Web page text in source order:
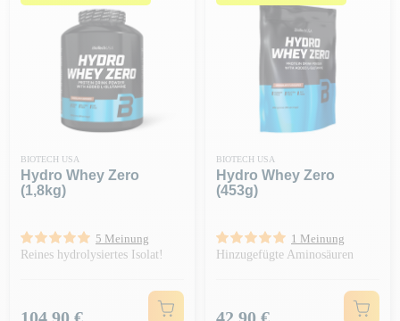
BIOTECH USA
Hydro Whey Zero
(1,8kg)
5 Meinung
Reines hydrolysiertes Isolat!
Preis
BIOTECH USA
Hydro Whey Zero
(453g)
1 Meinung
Hinzugefügte Aminosäuren
Preis